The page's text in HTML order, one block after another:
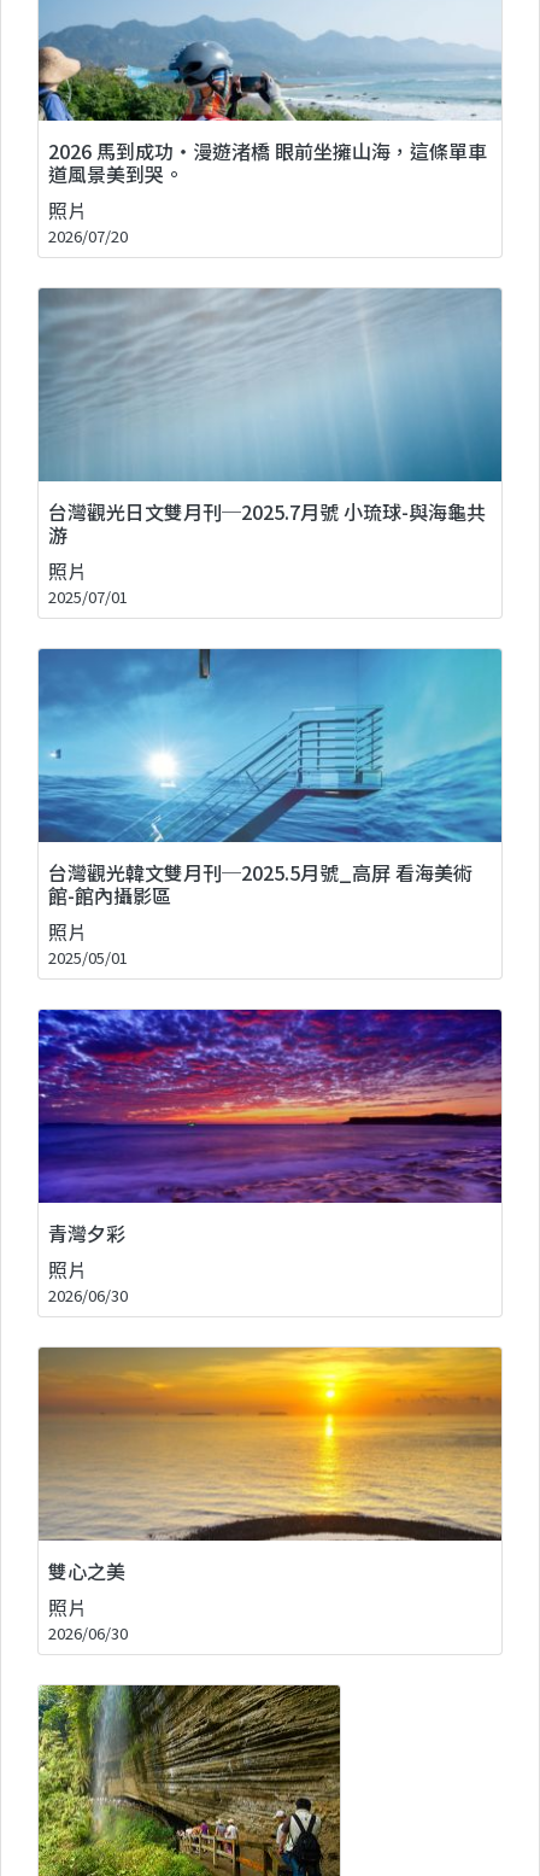
2026 馬到成功・漫遊渚橋 眼前坐擁山海，這條單車
道風景美到哭。
照片
2026/07/20
台灣觀光日文雙月刊─2025.7月號 小琉球-與海龜共
游
照片
2025/07/01
台灣觀光韓文雙月刊─2025.5月號_高屏 看海美術
館-館內攝影區
照片
2025/05/01
青灣夕彩
照片
2026/06/30
雙心之美
照片
2026/06/30